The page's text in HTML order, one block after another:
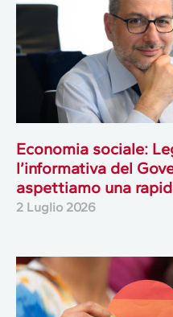
Economia sociale:
l’informativa del
aspettiamo una
2 Luglio 2026